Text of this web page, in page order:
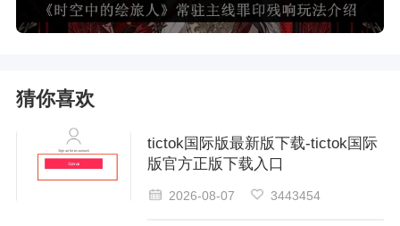
猜你喜欢
tictok国际版最新版下载-tictok国际
版官方正版下载入口
2026-08-07 3443454